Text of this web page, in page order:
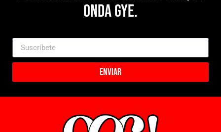
Onda Gye.
Enviar